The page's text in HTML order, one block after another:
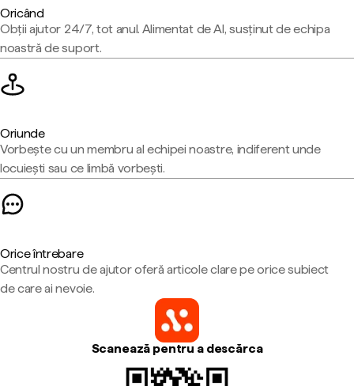
Oricând
Obții ajutor 24/7, tot anul. Alimentat de AI, susținut de echipa
noastră de suport.
Oriunde
Vorbește cu un membru al echipei noastre, indiferent unde
locuiești sau ce limbă vorbești.
Orice întrebare
Centrul nostru de ajutor oferă articole clare pe orice subiect
de care ai nevoie.
Scanează pentru a descărca